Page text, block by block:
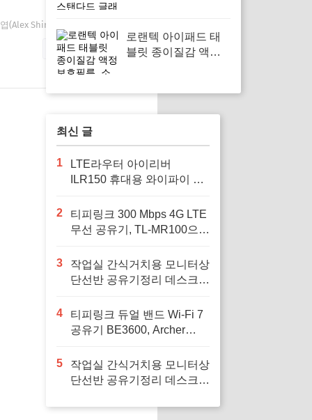
(Alex Shin)
자세한 내용 보기
위한 완벽한 동반자
로랜텍 아이패드 태
블릿 종이질감 액정
최신 글
1
LTE라우터 아이리버
ILR150 휴대용 와이파이 공
중 안정적인 인터넷 연결을
위해
2
티피링크 300 Mbps 4G LTE
무선 공유기, TL-MR100으로
축하세요
3
작업실 간식거치용 모니터상
단선반 공유기정리 데스크꾸
업 공간을 깔끔하게 정리하
고 싶은 사람에게 필요하다
4
티피링크 듀얼 밴드 Wi-Fi 7
공유기 BE3600, Archer
넷 속도를 혁신하세요
5
작업실 간식거치용 모니터상
단선반 공유기정리 데스크꾸
택 근무 공간을 효율적으로